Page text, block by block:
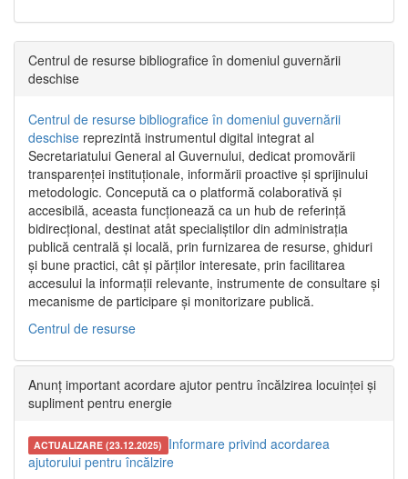
Centrul de resurse bibliografice în domeniul guvernării
deschise
Centrul de resurse bibliografice în domeniul guvernării
deschise reprezintă instrumentul digital integrat al
Secretariatului General al Guvernului, dedicat promovării
transparenței instituționale, informării proactive și sprijinului
metodologic. Concepută ca o platformă colaborativă și
accesibilă, aceasta funcționează ca un hub de referință
bidirecțional, destinat atât specialiștilor din administrația
publică centrală și locală, prin furnizarea de resurse, ghiduri
și bune practici, cât și părților interesate, prin facilitarea
accesului la informații relevante, instrumente de consultare și
mecanisme de participare și monitorizare publică.
Centrul de resurse
Anunț important acordare ajutor pentru încălzirea locuinței și
supliment pentru energie
ACTUALIZARE (23.12.2025) Informare privind acordarea
ajutorului pentru încălzire